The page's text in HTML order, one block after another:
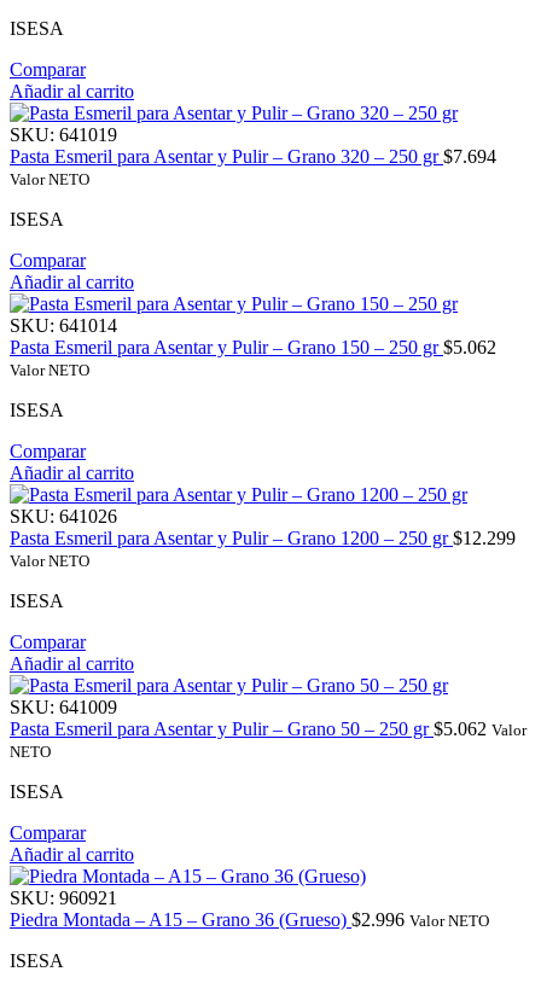
ISESA
Comparar
Añadir al carrito
SKU: 641019
Pasta Esmeril para Asentar y Pulir – Grano 320 – 250 gr$7.694
Valor NETO
ISESA
Comparar
Añadir al carrito
SKU: 641014
Pasta Esmeril para Asentar y Pulir – Grano 150 – 250 gr$5.062
Valor NETO
ISESA
Comparar
Añadir al carrito
SKU: 641026
Pasta Esmeril para Asentar y Pulir – Grano 1200 – 250 gr$12.299
Valor NETO
ISESA
Comparar
Añadir al carrito
SKU: 641009
Pasta Esmeril para Asentar y Pulir – Grano 50 – 250 gr$5.062 Valor
NETO
ISESA
Comparar
Añadir al carrito
SKU: 960921
Piedra Montada – A15 – Grano 36 (Grueso) $2.996 Valor NETO
ISESA